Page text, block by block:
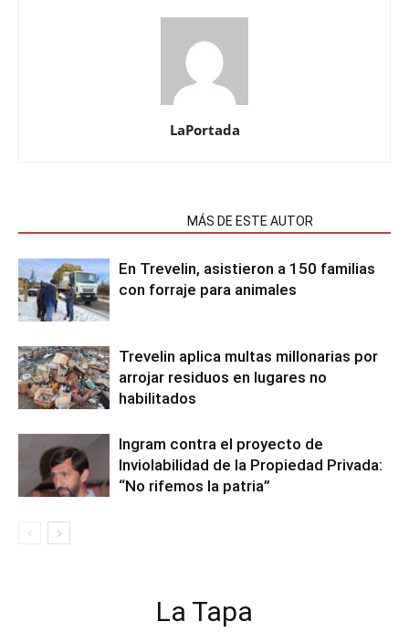
LaPortada
MÁS DE ESTE AUTOR
En Trevelin, asistieron a 150 familias
con forraje para animales
Trevelin aplica multas millonarias por
arrojar residuos en lugares no
habilitados
Ingram contra el proyecto de
Inviolabilidad de la Propiedad Privada:
“No rifemos la patria”
La Tapa